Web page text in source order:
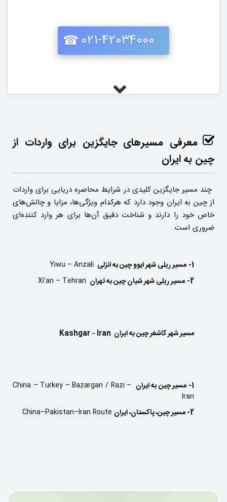
021-42034000
معرفی مسیرهای جایگزین برای واردات از
چین به ایران
چند مسیر جایگزین کلیدی در شرایط محاصره دریایی برای واردات
از چین به ایران وجود دارد که هرکدام ویژگی‌ها، مزایا و چالش‌های
خاص خود را دارند و شناخت دقیق آن‌ها برای هر وارد کننده‌ای
ضروری است.
1- مسیر ریلی شهر ایوو چین به انزلی
2- مسیر ریلی شهر شیان چین به تهران
مسیر شهر کاشغر چین به ایران Kashgar – Iran
1- مسیر چین به ایران
China – Turkey – Bazargan / Razi –
Iran
2- مسیر چین، پاکستان، ایران